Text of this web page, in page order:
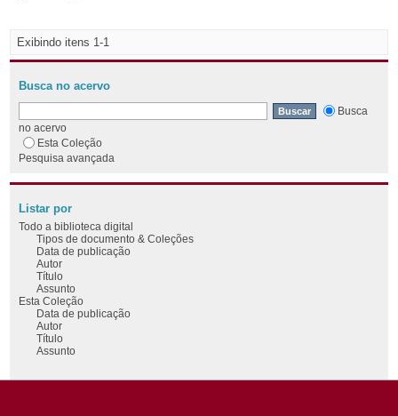
Exibindo itens 1-1
Busca no acervo
Busca
no acervo
Esta Coleção
Pesquisa avançada
Listar por
Todo a biblioteca digital
Tipos de documento & Coleções
Data de publicação
Autor
Título
Assunto
Esta Coleção
Data de publicação
Autor
Título
Assunto